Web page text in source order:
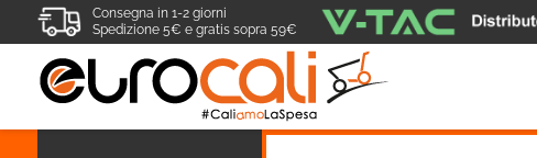
Consegna in 1-2 giorni
Spedizione 5€ e gratis sopra 59€